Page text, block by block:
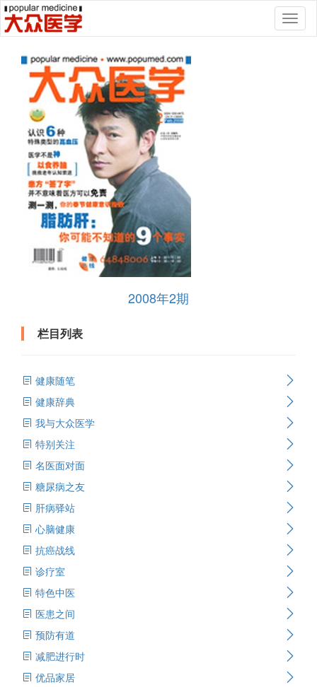
2008年2期
栏目列表
健康随笔
健康辞典
我与大众医学
特别关注
名医面对面
糖尿病之友
肝病驿站
心脑健康
抗癌战线
诊疗室
特色中医
医患之间
预防有道
减肥进行时
优品家居